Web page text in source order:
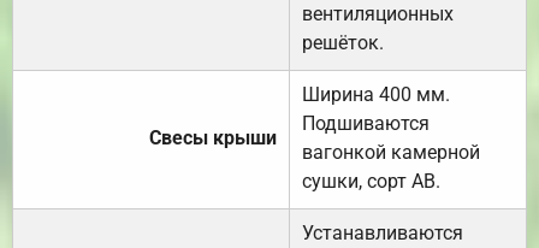
вентиляционных
решёток.
Свесы крыши
Ширина 400 мм.
Подшиваются
вагонкой камерной
сушки, сорт АВ.
Устанавливаются